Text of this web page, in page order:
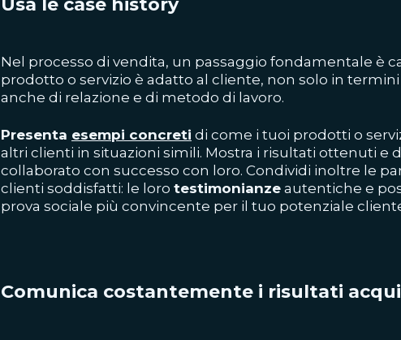
Nel processo di vendita, un passaggio fondamentale è
prodotto o servizio è adatto al cliente, non solo in
anche di relazione e di metodo di lavoro.
Presenta esempi concreti di come i tuoi prodotti o
altri clienti in situazioni simili. Mostra i risultati ottenuti e
collaborato con successo con loro. Condividi inoltre le
clienti soddisfatti: le loro testimonianze autentiche e
prova sociale più convincente per il tuo potenziale
Comunica costantemente i risultati